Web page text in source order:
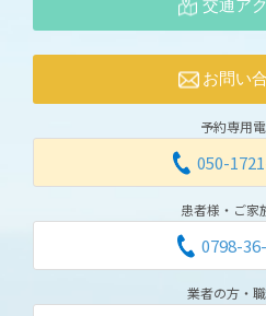
交通ア
お問い
予約専用
050-
患者様・ご家
0798-
業者の方・